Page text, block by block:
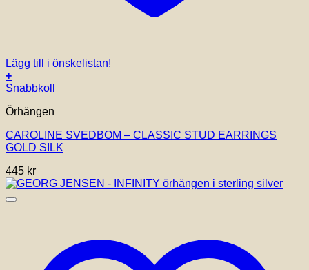
Lägg till i önskelistan!
+
Snabbkoll
Örhängen
CAROLINE SVEDBOM – CLASSIC STUD EARRINGS
GOLD SILK
445 kr